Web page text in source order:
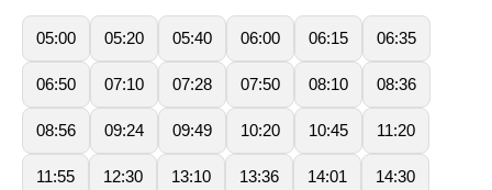
05:00 05:20 05:40 06:00 06:15 06:35
06:50 07:10 07:28 07:50 08:10 08:36
08:56 09:24 09:49 10:20 10:45 11:20
11:55 12:30 13:10 13:36 14:01 14:30